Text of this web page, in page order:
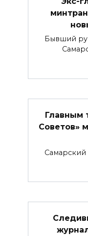
Бывший
Главным
Советов»
Самарский